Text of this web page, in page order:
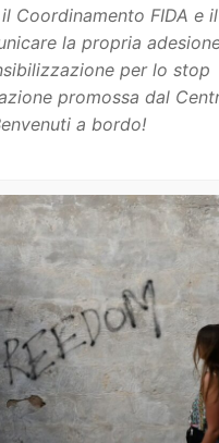
Coordinamento FIDA e
la propria
per lo stop
promossa dal
a bordo!